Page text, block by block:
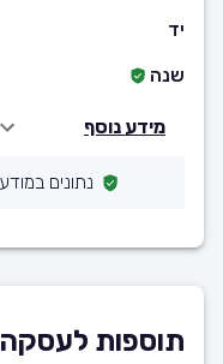
יד
שנה
מידע נוסף
נתונים
תוספות לעסקה